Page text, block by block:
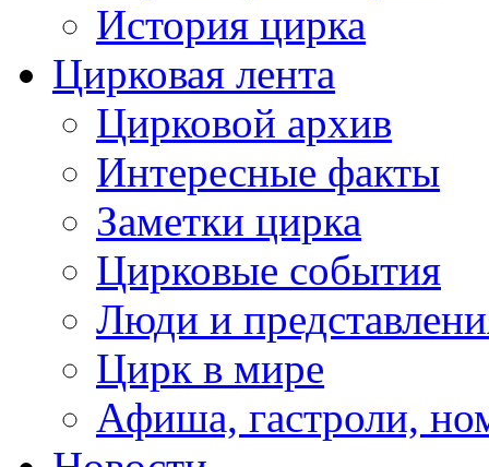
История цирка
Цирковая лента
Цирковой архив
Интересные факты
Заметки цирка
Цирковые события
Люди и
Цирк в мире
Афиша, гастроли,